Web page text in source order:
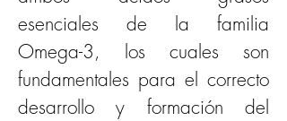
esenciales de la familia
Omega-3, los cuales son
fundamentales para el correcto
desarrollo y formación del